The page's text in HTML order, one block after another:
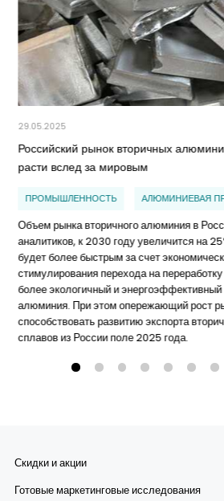
29.05.2025
Российский рынок вторичных
расти вслед за мировым
ПРОМЫШЛЕННОСТЬ АЛЮМИНИЕВАЯ
Объем рынка вторичного алюминия в
аналитиков, к 2030 году увеличится на
будет более быстрым за счет
стимулирования перехода на
более экологичный и энергоэффективный
алюминия. При этом опережающий рост
способствовать развитию экспорта
сплавов из России поле 2025 года.
Скидки и акции
Готовые маркетинговые исследования